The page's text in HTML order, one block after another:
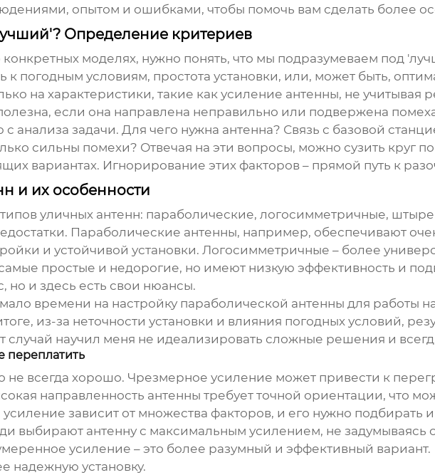
опытом и ошибками, чтобы помочь вам сделать более
Определение критериев
моделях, нужно понять, что мы подразумеваем под
к погодным условиям, простота установки, или, может быть,
на характеристики, такие как усиление антенны, не
если она направлена неправильно или подвержена
анализа задачи. Для чего нужна антенна? Связь с базовой
сильны помехи? Отвечая на эти вопросы, можно сузить круг
вариантах. Игнорирование этих факторов – прямой путь к
и их особенности
уличных антенн: параболические, логосимметричные,
Параболические антенны, например, обеспечивают
и устойчивой установки. Логосимметричные – более
простые и недорогие, но имеют низкую эффективность и
но и здесь есть свои нюансы.
времени на настройку параболической антенны для работы
из-за неточности установки и влияния погодных условий,
случай научил меня не идеализировать сложные решения и
переплатить
не всегда хорошо. Чрезмерное усиление может привести к
направленность антенны требует точной ориентации, что
зависит от множества факторов, и его нужно подбирать
выбирают антенну с максимальным усилением, не задумываясь
усиление – это более разумный и эффективный вариант.
надежную установку.